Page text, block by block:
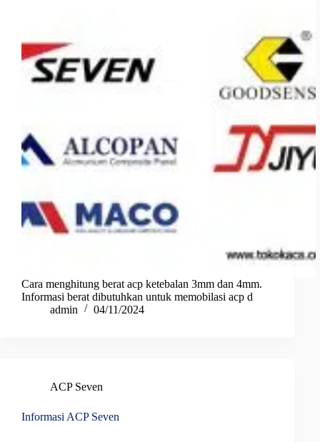
Cara menghitung berat acp ketebalan 3mm dan 4mm.
Informasi berat dibutuhkan untuk memobilasi acp d
admin
04/11/2024
ACP Seven
Informasi ACP Seven